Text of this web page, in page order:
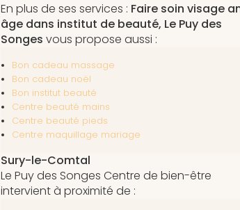
En plus de ses services : Faire soin visage
âge dans institut de beauté, Le Puy des
Songes vous propose aussi :
Bon cadeau massage
Bon cadeau noël
Bon institut beauté
Centre beauté mains
Centre beauté pieds
Centre maquillage mariage
Sury-le-Comtal
Le Puy des Songes Centre de bien-être
intervient à proximité de :